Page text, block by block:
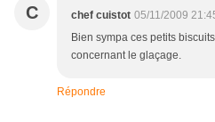
C chef cuistot 05/11/2009
Bien sympa ces petits
concernant le glaçage.
Répondre